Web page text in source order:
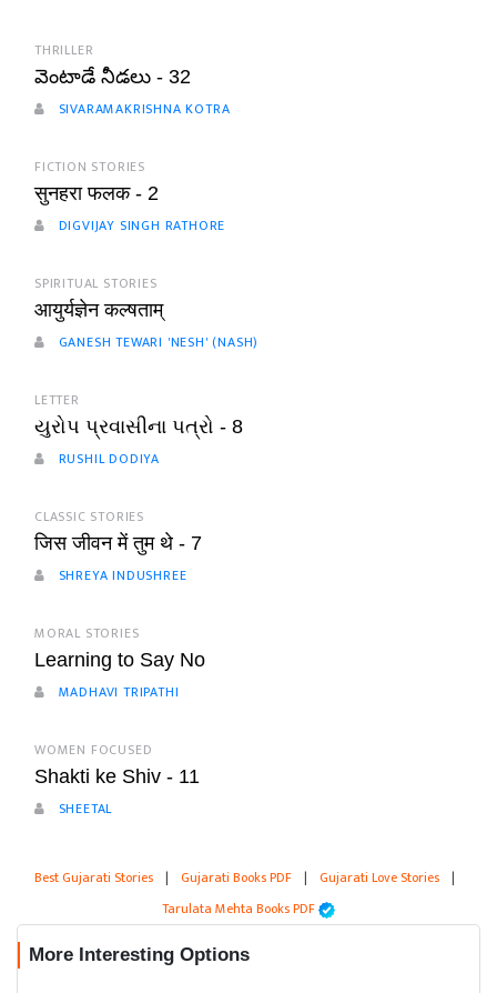
THRILLER
వెంటాడే నీడలు - 32
SIVARAMAKRISHNA KOTRA
FICTION STORIES
सुनहरा फलक - 2
DIGVIJAY SINGH RATHORE
SPIRITUAL STORIES
आयुर्यज्ञेन कल्षताम्
GANESH TEWARI 'NESH' (NASH)
LETTER
યુરોપ પ્રવાસીના પત્રો - 8
RUSHIL DODIYA
CLASSIC STORIES
जिस जीवन में तुम थे - 7
SHREYA INDUSHREE
MORAL STORIES
Learning to Say No
MADHAVI TRIPATHI
WOMEN FOCUSED
Shakti ke Shiv - 11
SHEETAL
Best Gujarati Stories | Gujarati Books PDF | Gujarati Love Stories |
Tarulata Mehta Books PDF
More Interesting Options